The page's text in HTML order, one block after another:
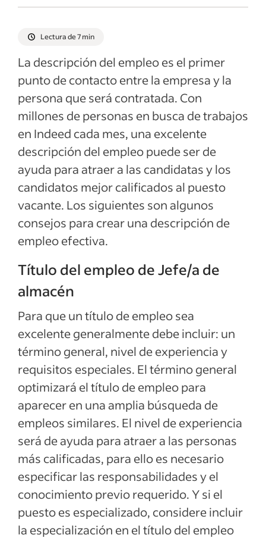
Resumen del empleo de Jefe/a de almacén
Responsabilidades y deberes de Jefe/a de
almacén
Calificaciones y habilidades de Jefe/a de
almacén
Ejemplos de descripciones del empleo
Ver más
Lectura de 7 min
La descripción del empleo es el primer
punto de contacto entre la empresa y la
persona que será contratada. Con
millones de personas en busca de trabajos
en Indeed cada mes, una excelente
descripción del empleo puede ser de
ayuda para atraer a las candidatas y los
candidatos mejor calificados al puesto
vacante. Los siguientes son algunos
consejos para crear una descripción de
empleo efectiva.
Título del empleo de Jefe/a de
almacén
Para que un título de empleo sea
excelente generalmente debe incluir: un
término general, nivel de experiencia y
requisitos especiales. El término general
optimizará el título de empleo para
aparecer en una amplia búsqueda de
empleos similares. El nivel de experiencia
será de ayuda para atraer a las personas
más calificadas, para ello es necesario
especificar las responsabilidades y el
conocimiento previo requerido. Y si el
puesto es especializado, considere incluir
la especialización en el título del empleo